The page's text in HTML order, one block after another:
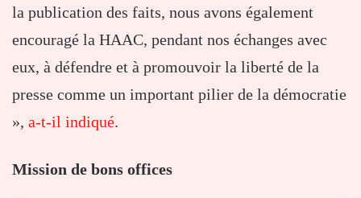
la publication des faits, nous avons également
encouragé la HAAC, pendant nos échanges avec
eux, à défendre et à promouvoir la liberté de la
presse comme un important pilier de la démocratie
», a-t-il indiqué.
Mission de bons offices